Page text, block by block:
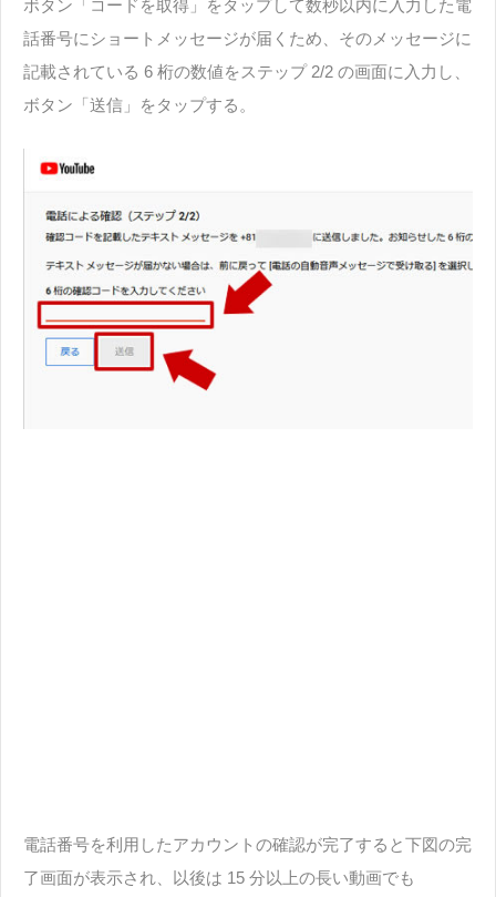
ボタン「コードを取得」をタップして数秒以内に入力した電
話番号にショートメッセージが届くため、そのメッセージに
記載されている 6 桁の数値をステップ 2/2 の画面に入力し、
ボタン「送信」をタップする。
電話番号を利用したアカウントの確認が完了すると下図の完
了画面が表示され、以後は 15 分以上の長い動画でも